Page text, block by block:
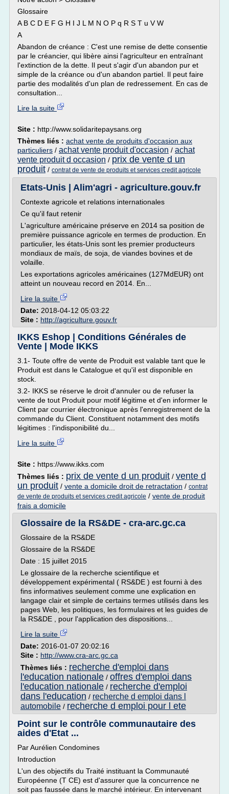
Glossaire
A B C D E F G H I J L M N O P q R S T u V W
A
Abandon de créance : C'est une remise de dette consentie
par le créancier, qui libère ainsi l'agriculteur en entraînant
l'extinction de la dette. Il peut s'agir d'un abandon pur et
simple de la créance ou d'un abandon partiel. Il peut faire
partie des modalités d'un plan de redressement. En cas de
consultation...
Lire la suite
Site : http://www.solidaritepaysans.org
Thèmes liés : achat vente de produits d'occasion aux
particuliers / achat vente produit d'occasion / achat
vente produit d occasion / prix de vente d un
produit / contrat de vente de produits et services credit agricole
Etats-Unis | Alim'agri - agriculture.gouv.fr
Contexte agricole et relations internationales
Ce qu'il faut retenir
L'agriculture américaine préserve en 2014 sa position de
première puissance agricole en termes de production. En
particulier, les états-Unis sont les premier producteurs
mondiaux de maïs, de soja, de viandes bovines et de
volaille.
Les exportations agricoles américaines (127MdEUR) ont
atteint un nouveau record en 2014. En...
Lire la suite
Date: 2018-04-12 05:03:22
Site : http://agriculture.gouv.fr
IKKS Eshop | Conditions Générales de
Vente | Mode IKKS
3.1- Toute offre de vente de Produit est valable tant que le
Produit est dans le Catalogue et qu'il est disponible en
stock.
3.2- IKKS se réserve le droit d'annuler ou de refuser la
vente de tout Produit pour motif légitime et d'en informer le
Client par courrier électronique après l'enregistrement de la
commande du Client. Constituent notamment des motifs
légitimes : l'indisponibilité du...
Lire la suite
Site : https://www.ikks.com
Thèmes liés : prix de vente d un produit / vente d
un produit / vente a domicile droit de retractation / contrat
de vente de produits et services credit agricole / vente de produit
frais a domicile
Glossaire de la RS&DE - cra-arc.gc.ca
Glossaire de la RS&DE
Glossaire de la RS&DE
Date : 15 juillet 2015
Le glossaire de la recherche scientifique et
développement expérimental ( RS&DE ) est fourni à des
fins informatives seulement comme une explication en
langage clair et simple de certains termes utilisés dans les
pages Web, les politiques, les formulaires et les guides de
la RS&DE , pour l'application des dispositions...
Lire la suite
Date: 2016-01-07 20:02:16
Site : http://www.cra-arc.gc.ca
Thèmes liés : recherche d'emploi dans
l'education nationale / offres d'emploi dans
l'education nationale / recherche d'emploi
dans l'education / recherche d emploi dans l
automobile / recherche d emploi pour l ete
Point sur le contrôle communautaire des
aides d'Etat ...
Par Aurélien Condomines
Introduction
L'un des objectifs du Traité instituant la Communauté
Européenne (T CE) est d'assurer que la concurrence ne
soit pas faussée dans le marché intérieur. En intervenant